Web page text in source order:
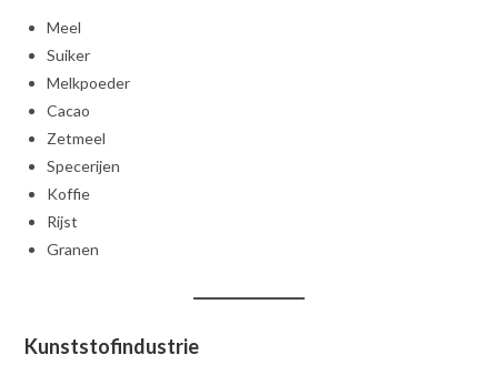
Meel
Suiker
Melkpoeder
Cacao
Zetmeel
Specerijen
Koffie
Rijst
Granen
Kunststofindustrie